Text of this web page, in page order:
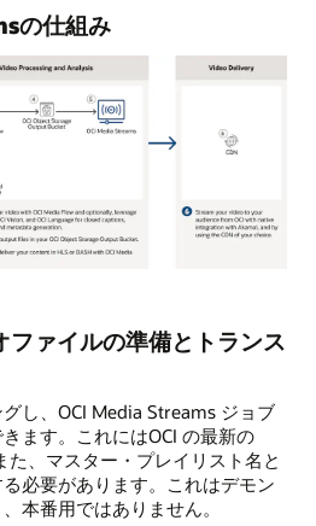
の仕組み
ファイルの準備とトランス
し、OCI Media Streams ジョブ
ます。これにはOCI の最新の
た、マスター・プレイリスト名と
必要があります。これはデモン
本番用ではありません。